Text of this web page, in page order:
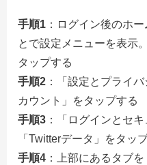
手順1 ：ログイン後のホ
とで設定メニューを表示
タップする
手順2 ：「設定とプライ
カウント」をタップする
手順3 ：「ログインとセ
「Twitterデータ」をタッ
手順4 ：上部にあるタブ